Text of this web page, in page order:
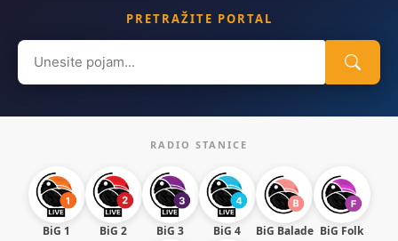
PRETRAŽITE PORTAL
Search
for:
RADIO STANICE
BiG 1 BiG 2 BiG 3 BiG 4 BiG Balade BiG Folk